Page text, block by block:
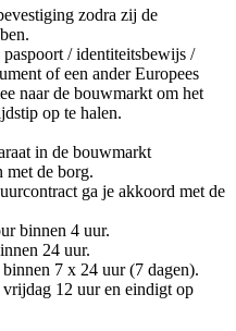
zodra zij de
/ identiteitsbewijs /
of een ander Europees
naar de bouwmarkt om het
op te halen.
in de bouwmarkt
met de borg.
ga je akkoord met de
binnen 4 uur.
24 uur.
7 x 24 uur (7 dagen).
12 uur en eindigt op